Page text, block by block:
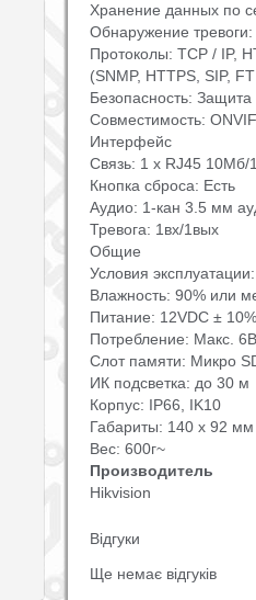
Хранение данных по
Обнаружение
Протоколы: TCP / IP,
(SNMP, HTTPS, SIP,
Безопасность:
Совместимость:
Интерфейс
Связь: 1 х RJ45 10Mб/
Кнопка сброса: Есть
Аудио: 1-кан 3.5 мм
Тревога: 1вх/1вых
Общие
Условия
Влажность: 90% или
Питание: 12VDC ±
Потребление: Макс.
Слот памяти: Микро
ИК подсветка: до 30 м
Корпус: IP66, IK10
Габариты: 140 х 92 мм
Вес: 600г~
Производитель
Hikvision
Відгуки
Ще немає відгуків